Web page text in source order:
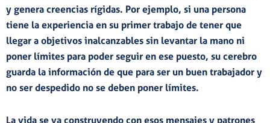
y genera creencias rígidas. Por ejemplo, si una persona
tiene la experiencia en su primer trabajo de tener que
llegar a objetivos inalcanzables sin levantar la mano ni
poner límites para poder seguir en ese puesto, su cerebro
guarda la información de que para ser un buen trabajador y
no ser despedido no se deben poner límites.
La vida se va construyendo con esos mensajes y patrones